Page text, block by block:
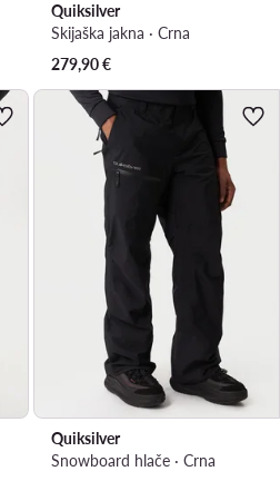
Quiksilver
Skijaška jakna · Crna
279,90€
Quiksilver
Snowboard hlače · Crna